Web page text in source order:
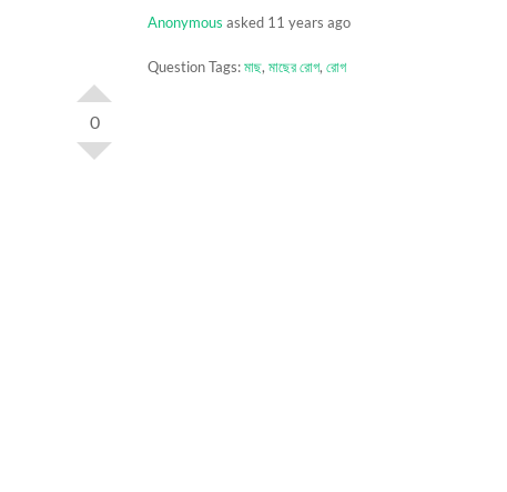
0
Anonymous asked 11 years ago
Question Tags:মাছ, মাছের রোগ, রোগ